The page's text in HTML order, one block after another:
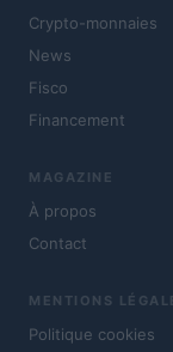
Crypto-monnaies
News
Fisco
Financement
MAGAZINE
À propos
Contact
MENTIONS
Politique cookies